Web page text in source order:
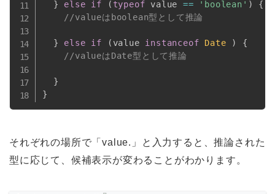
} else if ( typeof value == 'boolean' )
{
//valueはboolean型として推論
} else if ( value instanceof Date )
{
//valueはDate型として推論
}
}
それぞれの場所で「value.」と入力すると、推論された
型に応じて、候補表示が変わることがわかります。